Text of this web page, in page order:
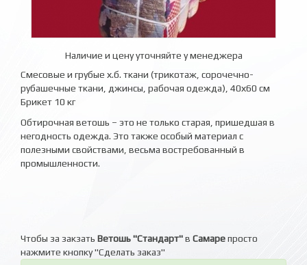
Наличие и цену уточняйте у менеджера
Смесовые и грубые х.б. ткани (трикотаж, сорочечно-
рубашечные ткани, джинсы, рабочая одежда), 40х60 см
Брикет 10 кг
Обтирочная ветошь – это не только старая, пришедшая в
негодность одежда. Это также особый материал с
полезными свойствами, весьма востребованный в
промышленности.
Чтобы за закзать Ветошь "Стандарт"в Самарепросто
нажмите кнопку "Сделать заказ"